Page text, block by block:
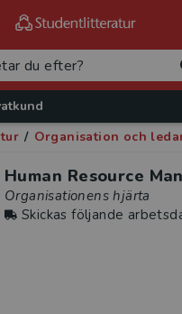
/ Organisation och
Human Resource
Organisationens hjärta
Skickas följande